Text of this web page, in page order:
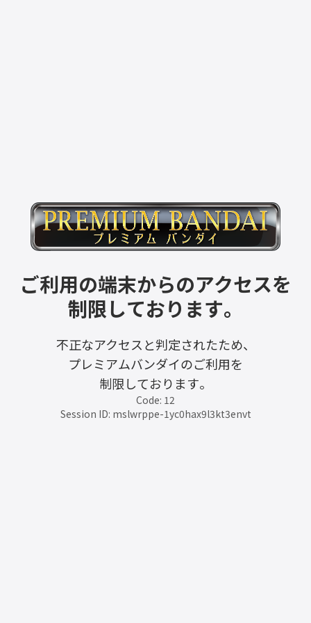
ご利用の端末からのアクセスを
制限しております。
不正なアクセスと判定されたため、
プレミアムバンダイのご利用を
制限しております。
Code: 12
Session ID: mslwrppe-1yc0hax9l3kt3envt